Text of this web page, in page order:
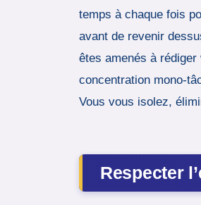
temps à chaque fois
avant de revenir
êtes amenés à
concentration mono-
Vous vous isolez,
Respecter